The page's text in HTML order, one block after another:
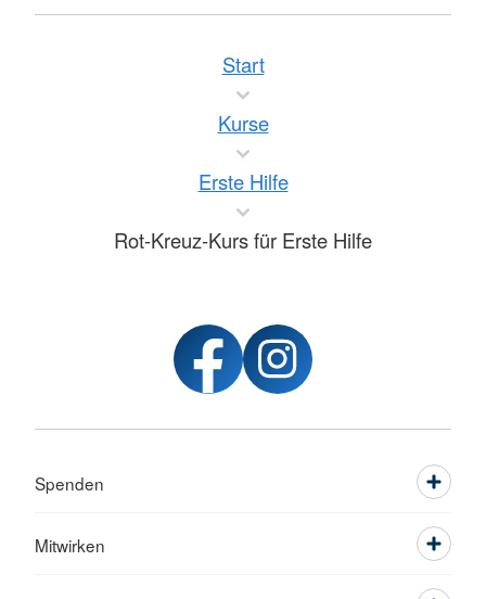
Start
Kurse
Erste Hilfe
Rot-Kreuz-Kurs für Erste Hilfe
Spenden
Mitwirken